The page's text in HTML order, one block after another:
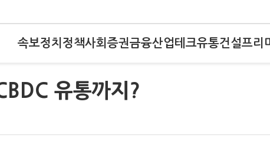
속보정치 정책사회 증권금융산업테크유통건설프리
유통까지?